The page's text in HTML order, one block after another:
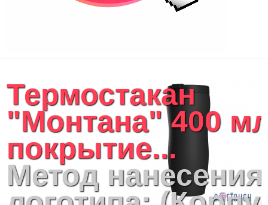
Термостакан
"Монтана" 400
покрытие...
Метод нанесения